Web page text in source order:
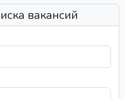
вакансий